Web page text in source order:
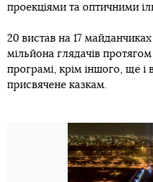
проекціями та оптичними
20 вистав на 17
мільйона глядачів
програмі, крім іншого, ще
присвячене казкам.